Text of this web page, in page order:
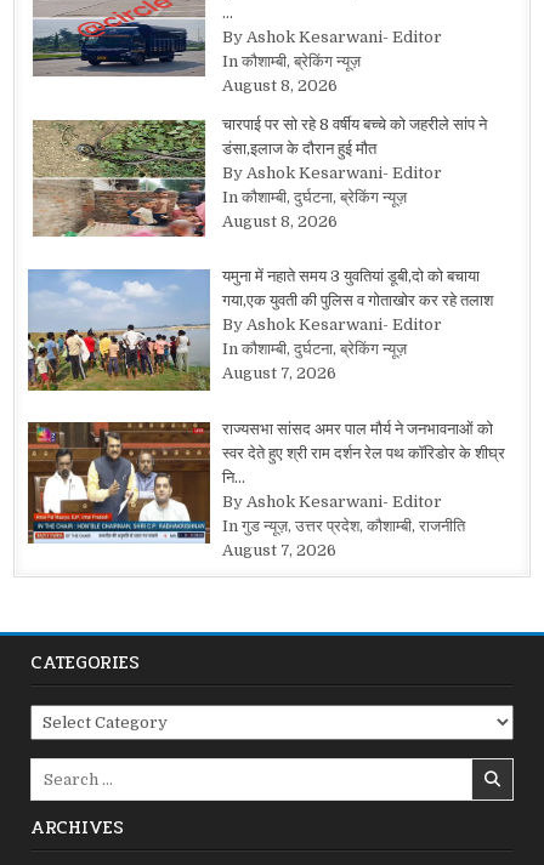
…
By Ashok Kesarwani- Editor
In कौशाम्बी, ब्रेकिंग न्यूज़
August 8, 2026
चारपाई पर सो रहे 8 वर्षीय बच्चे को जहरीले सांप ने
डंसा,इलाज के दौरान हुई मौत
By Ashok Kesarwani- Editor
In कौशाम्बी, दुर्घटना, ब्रेकिंग न्यूज़
August 8, 2026
यमुना में नहाते समय 3 युवतियां डूबी,दो को बचाया
गया,एक युवती की पुलिस व गोताखोर कर रहे तलाश
By Ashok Kesarwani- Editor
In कौशाम्बी, दुर्घटना, ब्रेकिंग न्यूज़
August 7, 2026
राज्यसभा सांसद अमर पाल मौर्य ने जनभावनाओं को
स्वर देते हुए श्री राम दर्शन रेल पथ कॉरिडोर के शीघ्र
नि…
By Ashok Kesarwani- Editor
In गुड न्यूज़, उत्तर प्रदेश, कौशाम्बी, राजनीति
August 7, 2026
CATEGORIES
Categories
ARCHIVES